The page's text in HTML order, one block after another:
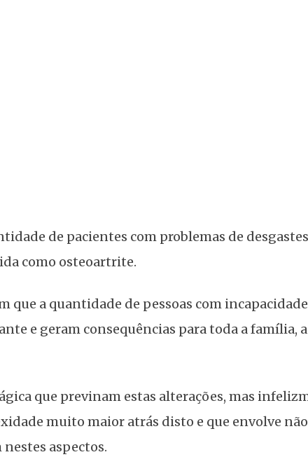
de pacientes com problemas de desgastes
como osteoartrite.
que a quantidade de pessoas com
e geram consequências para toda a família, a
que previnam estas alterações, mas
muito maior atrás disto e que envolve
aspectos.